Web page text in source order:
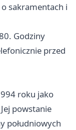
sakramentach i
Godziny
przed
roku jako
powstanie
południowych